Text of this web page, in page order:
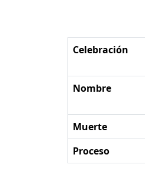
Celebración
Nombre
Muerte
Proceso